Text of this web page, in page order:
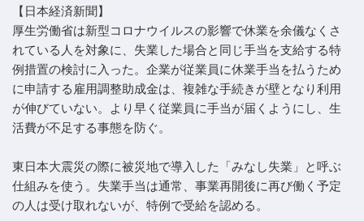
【日本経済新聞】
厚生労働省は新型コロナウイルスの影響で休業を余儀なくさ
れている人を対象に、失業した場合と同じ手当を支給する特
例措置の検討に入った。企業が従業員に休業手当を払うため
に申請する雇用調整助成金は、複雑な手続きが壁となり利用
が伸びていない。より早く従業員に手当が届くようにし、生
活費が不足する事態を防ぐ。
東日本大震災の際に被災地で導入した「みなし失業」と呼ぶ
仕組みを使う。失業手当は通常、事業再開後に再び働く予定
の人は受け取れないが、特例で受給を認める。